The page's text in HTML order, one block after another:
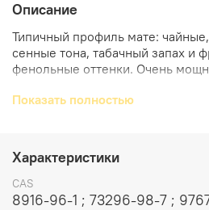
Описание
Типичный профиль мате:
сенные тона, табачный запах и
фенольные оттенки. Очень
для придания чайно-табачного
(ежевика, черника ...), мхах и в
составе содержится Д-Лимонен,
ограничения.
Показать полностью
Характеристики
CAS
8916-96-1 ; 73296-98-7 ;